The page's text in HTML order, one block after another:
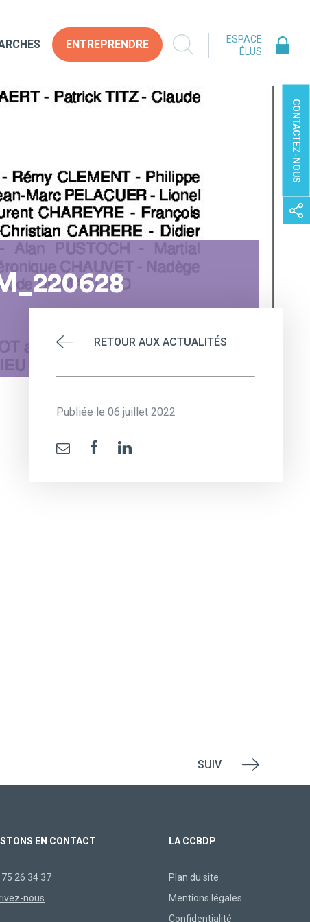
ENTREPRENDRE
ESPACE
ÉLUS
CONTACTEZ-NOUS
RETOUR AUX ACTUALITÉS
Publiée le 06 juillet 2022
SUIV
EN CONTACT
26 34 37
nous
LA CCBDP
Plan du site
Mentions légales
Confidentialité